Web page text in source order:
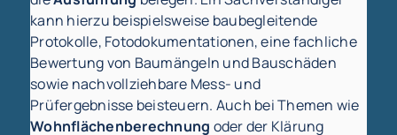
kann hierzu beispielsweise baubegleitende
Protokolle, Fotodokumentationen, eine fachliche
Bewertung von Baumängeln und Bauschäden
sowie nachvollziehbare Mess- und
Prüfergebnisse beisteuern. Auch bei Themen wie
Wohnflächenberechnung oder der Klärung